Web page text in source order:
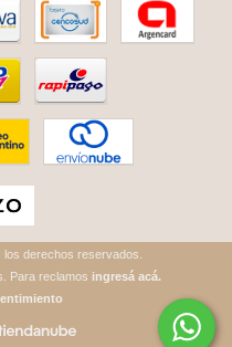
derechos reservados.
Para reclamos ingresá acá.